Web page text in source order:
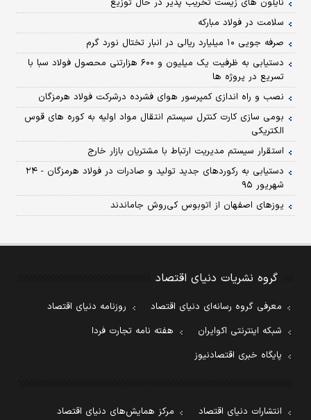
نایلون های زیست تخریب پذیر در حال توزیع
سلامت در فولاد مبارکه
صرفه جویی ۱۰ میلیارد ریالی در انبار تختال نورد گرم
دستیابی به ظرفیت یک میلیون و ۶۰۰ هزارتنی محصول فولاد سبا با
تسریع در پروژه ها
نصب و راه اندازی کمپرسور هوای فشرده درشرکت فولاد هرمزگان
بومی سازی کارت کنترل سیستم انتقال مواد اولیه به کوره های قوس
الکتریکی
استقرار سیستم مدیریت ارتباط با مشتریان بازار خارج
دستیابی به رکوردهای جدید تولید و صادرات در فولاد هرمزگان - ۲۴
شهریور ۹۵
یوزهای اصفهان از اتوبوس کی‌روش جاماندند
گروه نشریات دنیای اقتصاد
معرفی گروه رسانه‌ای دنیای اقتصاد
روزنامه دنیای اقتصاد
شبکه اینترنتی اکوایران
هفته نامه تجارت فردا
پایگاه خبری اقتصادنیوز
انتشارات دنیای اقتصاد
مرکز همایش‌های دنیای اقتصاد